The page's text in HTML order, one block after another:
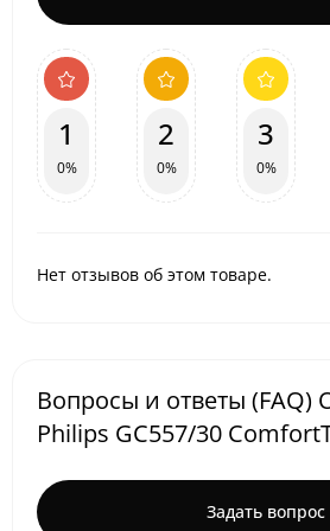
1
0%
2
0%
3
0%
Нет отзывов об этом товаре.
Вопросы и ответы (FAQ)
Philips GC557/30
Задать вопрос